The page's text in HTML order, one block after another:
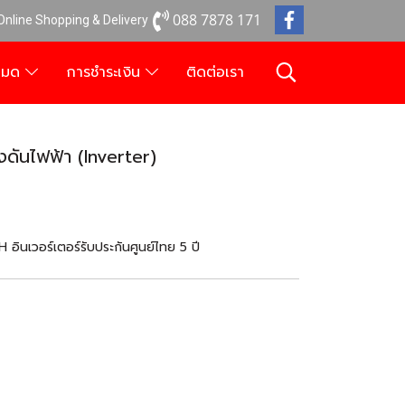
Shopping & Delivery 088 7878 171
ด การชำระเงิน ติดต่อเรา
ดันไฟฟ้า (Inverter)
อินเวอร์เตอร์รับประกันศูนย์ไทย 5 ปี